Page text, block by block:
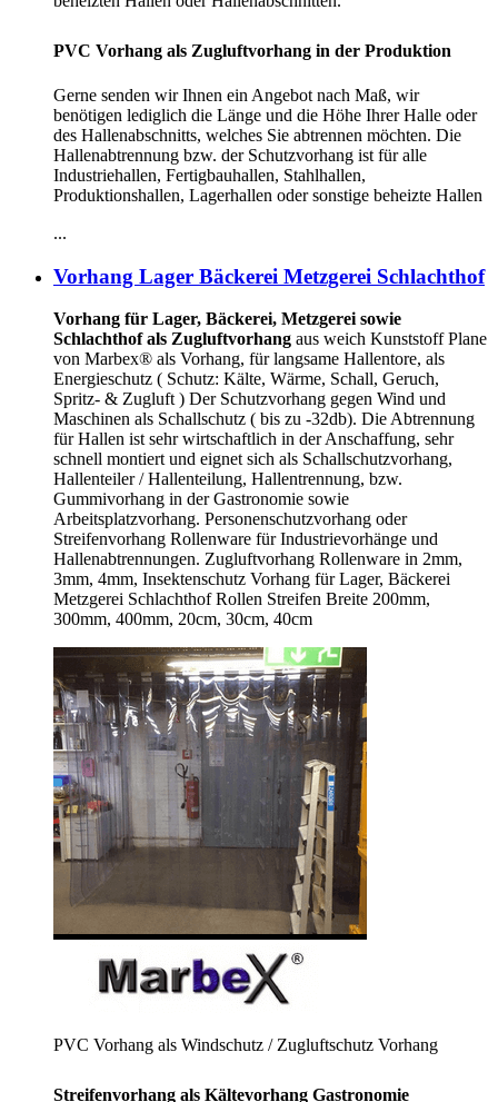
PVC Vorhang als Zugluftvorhang in der Produktion
Gerne senden wir Ihnen ein Angebot nach Maß, wir
benötigen lediglich die Länge und die Höhe Ihrer Halle oder
des Hallenabschnitts, welches Sie abtrennen möchten. Die
Hallenabtrennung bzw. der Schutzvorhang ist für alle
Industriehallen, Fertigbauhallen, Stahlhallen,
Produktionshallen, Lagerhallen oder sonstige beheizte Hallen
...
Vorhang Lager Bäckerei Metzgerei Schlachthof
Vorhang für Lager, Bäckerei, Metzgerei sowie
Schlachthof als Zugluftvorhang aus weich Kunststoff Plane
von Marbex® als Vorhang, für langsame Hallentore, als
Energieschutz ( Schutz: Kälte, Wärme, Schall, Geruch,
Spritz- & Zugluft ) Der Schutzvorhang gegen Wind und
Maschinen als Schallschutz ( bis zu -32db). Die Abtrennung
für Hallen ist sehr wirtschaftlich in der Anschaffung, sehr
schnell montiert und eignet sich als Schallschutzvorhang,
Hallenteiler /Hallenteilung, Hallentrennung, bzw.
Gummivorhang in der Gastronomie sowie
Arbeitsplatzvorhang. Personenschutzvorhang oder
Streifenvorhang Rollenware für Industrievorhänge und
Hallenabtrennungen. Zugluftvorhang Rollenware in 2mm,
3mm, 4mm, Insektenschutz Vorhang für Lager, Bäckerei
Metzgerei Schlachthof Rollen Streifen Breite 200mm,
300mm, 400mm, 20cm, 30cm, 40cm
PVC Vorhang als Windschutz / Zugluftschutz Vorhang
Streifenvorhang als Kältevorhang Gastronomie